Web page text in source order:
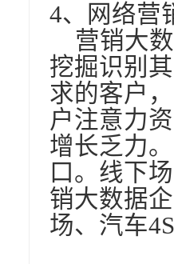
4、网络营
营销大数
挖掘识别
求的客户
户注意力
增长乏力
口。线下
销大数据
场、汽车4S